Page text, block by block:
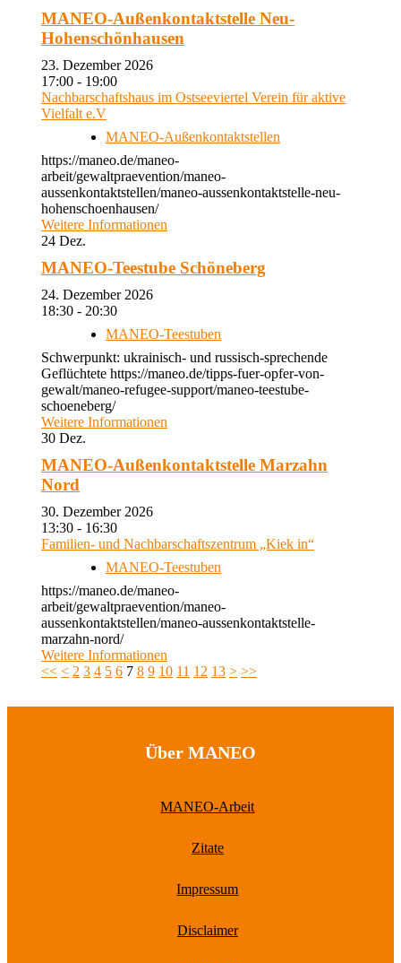
MANEO-Außenkontaktstelle Neu-
Hohenschönhausen
23. Dezember 2026
17:00 - 19:00
Nachbarschaftshaus im Ostseeviertel Verein für aktive
Vielfalt e.V
MANEO-Außenkontaktstellen
https://maneo.de/maneo-
arbeit/gewaltpraevention/maneo-
aussenkontaktstellen/maneo-aussenkontaktstelle-neu-
hohenschoenhausen/
Weitere Informationen
24 Dez.
MANEO-Teestube Schöneberg
24. Dezember 2026
18:30 - 20:30
MANEO-Teestuben
Schwerpunkt: ukrainisch- und russisch-sprechende
Geflüchtete https://maneo.de/tipps-fuer-opfer-von-
gewalt/maneo-refugee-support/maneo-teestube-
schoeneberg/
Weitere Informationen
30 Dez.
MANEO-Außenkontaktstelle Marzahn
Nord
30. Dezember 2026
13:30 - 16:30
Familien- und Nachbarschaftszentrum „Kiek in“
MANEO-Teestuben
https://maneo.de/maneo-
arbeit/gewaltpraevention/maneo-
aussenkontaktstellen/maneo-aussenkontaktstelle-
marzahn-nord/
Weitere Informationen
<< < 2 3 4 5 6 7 8 9 10 11 12 13 > >>
Über MANEO
MANEO-Arbeit
Zitate
Impressum
Disclaimer